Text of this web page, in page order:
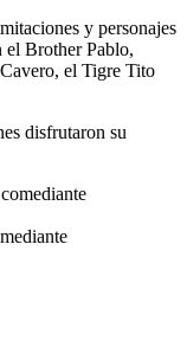
y personajes
el Brother Pablo,
el Tigre Tito
disfrutaron su